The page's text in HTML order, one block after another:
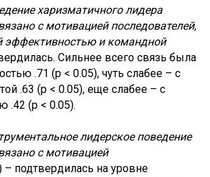
харизматичного лидера
с мотивацией последователей,
эффективностью и командной
Сильнее всего связь была
.71 (p < 0.05), чуть слабее – с
.63 (p < 0.05), еще слабее – с
.42 (p < 0.05).
лидерское поведение
с мотивацией
– подтвердилась на уровне